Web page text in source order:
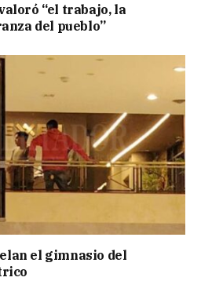
“el trabajo, la
del pueblo”
el gimnasio del